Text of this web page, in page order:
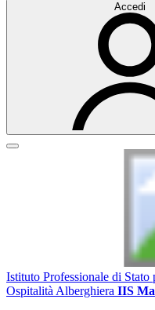
Accedi
Istituto Professionale di
Ospitalità Alberghiera IIS